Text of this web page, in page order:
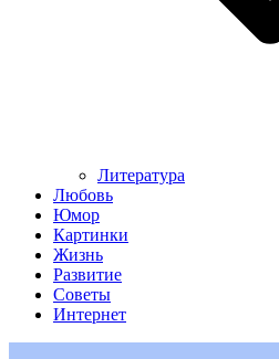
Литература
Любовь
Юмор
Картинки
Жизнь
Развитие
Советы
Интернет